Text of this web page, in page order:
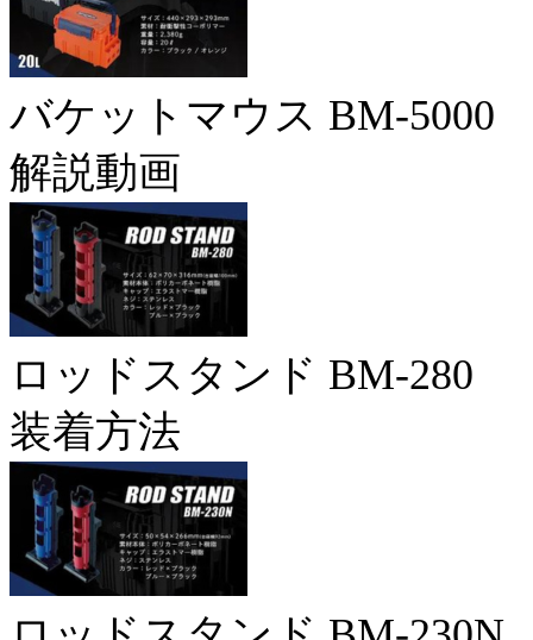
バケットマウス BM-5000
解説動画
ロッドスタンド BM-280
装着方法